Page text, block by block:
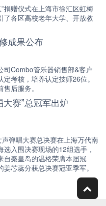
捐赠仪式在上海市徐汇区虹梅
了各区高校老年大学、开放教
成果公布
司Combo管乐器销售部&客户
考核，培养认定技师26位。
后服务。
赛”总冠军出炉
弹唱大赛总决赛在上海万代南
入围决赛现场的12组选手，
自秦皇岛的温格荣膺本届冠
芯蕊分获总决赛冠亚季军。